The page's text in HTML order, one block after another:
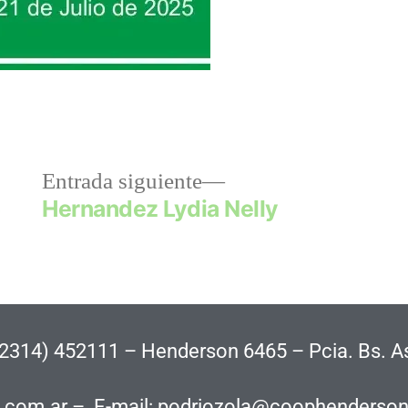
Entrada siguiente
Hernandez Lydia Nelly
452111 – Henderson 6465 – Pcia. Bs.